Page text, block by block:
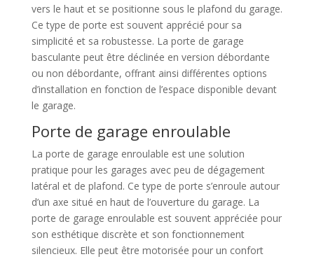
vers le haut et se positionne sous le plafond du garage.
Ce type de porte est souvent apprécié pour sa
simplicité et sa robustesse. La porte de garage
basculante peut être déclinée en version débordante
ou non débordante, offrant ainsi différentes options
d’installation en fonction de l’espace disponible devant
le garage.
Porte de garage enroulable
La porte de garage enroulable est une solution
pratique pour les garages avec peu de dégagement
latéral et de plafond. Ce type de porte s’enroule autour
d’un axe situé en haut de l’ouverture du garage. La
porte de garage enroulable est souvent appréciée pour
son esthétique discrète et son fonctionnement
silencieux. Elle peut être motorisée pour un confort